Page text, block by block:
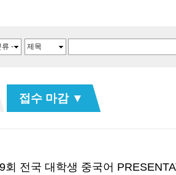
접수 마감 ▼
회 전국 대학생 중국어